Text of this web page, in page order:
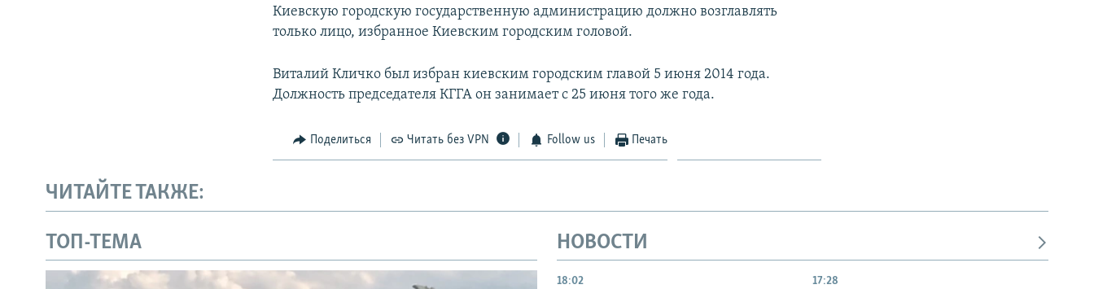
Киевскую городскую государственную администрацию должно возглавлять
только лицо, избранное Киевским городским головой.
Виталий Кличко был избран киевским городским главой 5 июня 2014 года.
Должность председателя КГГА он занимает с 25 июня того же года.
Поделиться Читать без VPN Follow us Печать
ЧИТАЙТЕ ТАКЖЕ:
ТОП-ТЕМА НОВОСТИ
18:02 17:28